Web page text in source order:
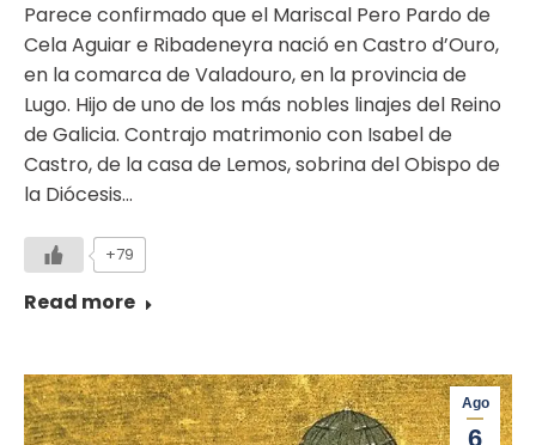
Parece confirmado que el Mariscal Pero Pardo de
Cela Aguiar e Ribadeneyra nació en Castro d’Ouro,
en la comarca de Valadouro, en la provincia de
Lugo. Hijo de uno de los más nobles linajes del Reino
de Galicia. Contrajo matrimonio con Isabel de
Castro, de la casa de Lemos, sobrina del Obispo de
la Diócesis…
+79
Read more
Ago
6